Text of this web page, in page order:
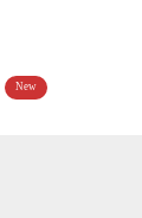
New